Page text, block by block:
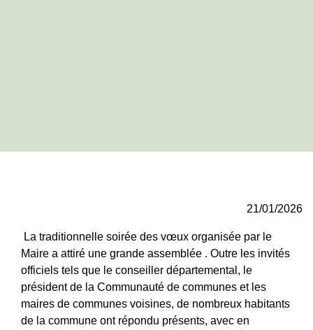
21/01/2026
La traditionnelle soirée des vœux organisée par le
Maire a attiré une grande assemblée . Outre les invités
officiels tels que le conseiller départemental, le
président de la Communauté de communes et les
maires de communes voisines, de nombreux habitants
de la commune ont répondu présents, avec en